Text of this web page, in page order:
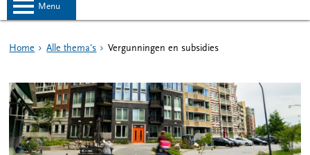
menu
Home Alle thema's Vergunningen en subsidies